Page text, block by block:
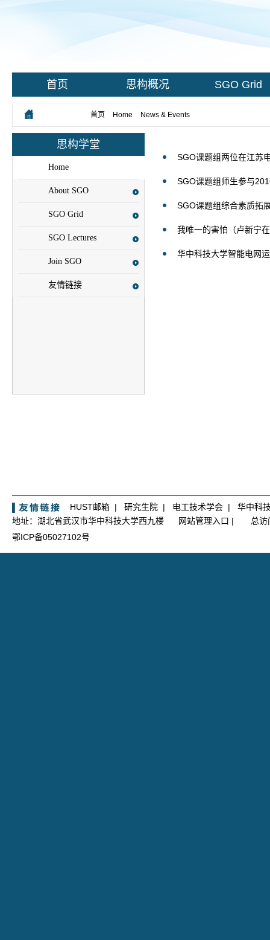
首页 思构概况 SGO Grid
首页 Home News & Events
思构学堂
Home
About SGO
SGO Grid
SGO Lectures
Join SGO
友情链接
SGO课题组两位在江苏
SGO课题组师生参与
SGO课题组综合素质拓
我唯一的害怕（卢新宁
华中科技大学智能电网
HUST邮箱 | 研究生院 | 电工技术学会 | 华中科
地址：湖北省武汉市华中科技大学西九楼
网站管理入口 |
总
鄂ICP备05027102号